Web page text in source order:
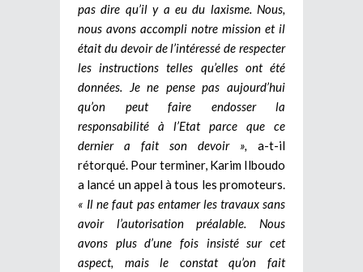
pas dire qu’il y a eu du laxisme. Nous,
nous avons accompli notre mission et il
était du devoir de l’intéressé de respecter
les instructions telles qu’elles ont été
données. Je ne pense pas aujourd’hui
qu’on peut faire endosser la
responsabilité à l’Etat parce que ce
dernier a fait son devoir »,
a-t-il
rétorqué. Pour terminer, Karim Ilboudo
a lancé un appel à tous les promoteurs.
« Il ne faut pas entamer les travaux sans
avoir l’autorisation préalable. Nous
avons plus d’une fois insisté sur cet
aspect, mais le constat qu’on fait